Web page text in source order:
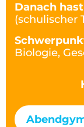
Danach
(schulischer
Biologie,